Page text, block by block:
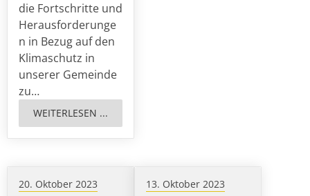
die Fortschritte und
Herausforderunge
n in Bezug auf den
Klimaschutz in
unserer Gemeinde
zu…
WEITERLESEN ...
20. Oktober 2023 13. Oktober 2023